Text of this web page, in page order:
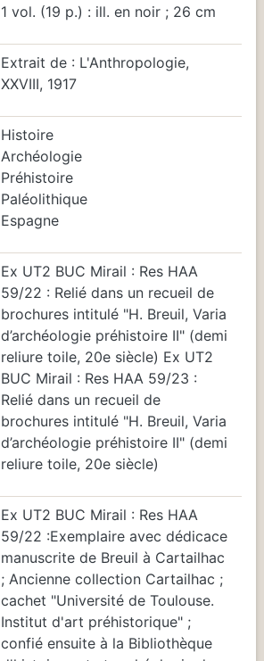
1 vol. (19 p.) : ill. en noir ; 26 cm
Extrait de : L'Anthropologie,
XXVIII, 1917
Histoire
Archéologie
Préhistoire
Paléolithique
Espagne
Ex UT2 BUC Mirail : Res HAA
59/22 : Relié dans un recueil de
brochures intitulé "H. Breuil, Varia
d’archéologie préhistoire II" (demi
reliure toile, 20e siècle) Ex UT2
BUC Mirail : Res HAA 59/23 :
Relié dans un recueil de
brochures intitulé "H. Breuil, Varia
d’archéologie préhistoire II" (demi
reliure toile, 20e siècle)
Ex UT2 BUC Mirail : Res HAA
59/22 :Exemplaire avec dédicace
manuscrite de Breuil à Cartailhac
; Ancienne collection Cartailhac ;
cachet "Université de Toulouse.
Institut d'art préhistorique" ;
confié ensuite à la Bibliothèque